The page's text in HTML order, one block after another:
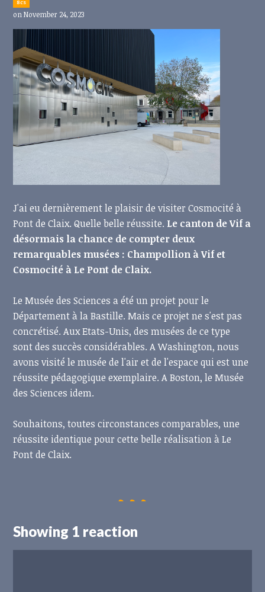
8cs
on November 24, 2023
J'ai eu dernièrement le plaisir de visiter Cosmocité à
Pont de Claix. Quelle belle réussite. Le canton de Vif a
désormais la chance de compter deux
remarquables musées : Champollion à Vif et
Cosmocité à Le Pont de Claix.
Le Musée des Sciences a été un projet pour le
Département à la Bastille. Mais ce projet ne s'est pas
concrétisé. Aux Etats-Unis, des musées de ce type
sont des succès considérables. A Washington, nous
avons visité le musée de l'air et de l'espace qui est une
réussite pédagogique exemplaire. A Boston, le Musée
des Sciences idem.
Souhaitons, toutes circonstances comparables, une
réussite identique pour cette belle réalisation à Le
Pont de Claix.
Showing 1 reaction